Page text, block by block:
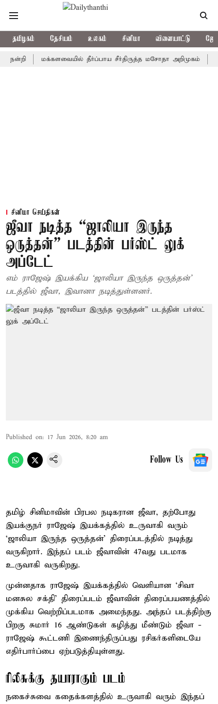
தமிழகம் தேசியம் உலகம் சினிமா விளையாட்டு
மக்களவையில் தீர்ப்பாய சீர்திருத்த மசோதா அறிமுகம் காவிரி
சினிமா செய்திகள்
ஜீவா நடித்த “ஜாலியா இருந்த
ஒருத்தன்” படத்தின் பர்ஸ்ட் லுக்
அப்டேட்
எம் ராஜேஷ் இயக்கிய ‘ஜாலியா இருந்த ஒருத்தன்’
படத்தில் ஜீவா, இவானா நடித்துள்ளனர்.
Published on: 17 Jun 2026, 8:20 am
Follow Us
தமிழ் சினிமாவின் பிரபல நடிகரான ஜீவா, தற்போது
இயக்குநர் ராஜேஷ் இயக்கத்தில் உருவாகி வரும்
‘ஜாலியா இருந்த ஒருத்தன்’ திரைப்படத்தில் நடித்து
வருகிறார். இந்தப் படம் ஜீவாவின் 47வது படமாக
உருவாகி வருகிறது.
முன்னதாக ராஜேஷ் இயக்கத்தில் வெளியான ‘சிவா
மனசுல சக்தி’ திரைப்படம் ஜீவாவின் திரைப்பயணத்தில்
முக்கிய வெற்றிப்படமாக அமைந்தது. அந்தப் படத்திற்கு
பிறகு சுமார் 16 ஆண்டுகள் கழித்து மீண்டும் ஜீவா -
ராஜேஷ் கூட்டணி இணைந்திருப்பது ரசிகர்களிடையே
எதிர்பார்ப்பை ஏற்படுத்தியுள்ளது.
ரிலீசுக்கு தயாராகும் படம்
நகைச்சுவை கதைக்களத்தில் உருவாகி வரும் இந்தப்